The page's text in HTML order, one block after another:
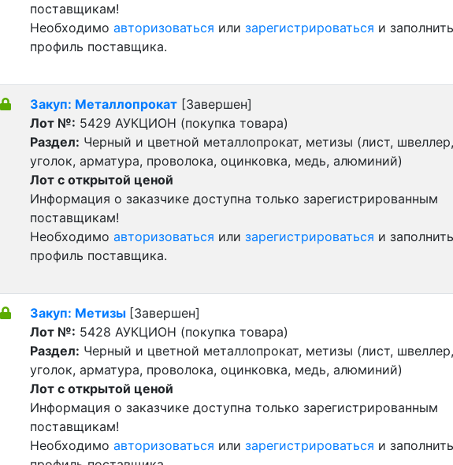
поставщикам!
Необходимо авторизоваться или зарегистрироваться и заполнить
профиль поставщика.
Закуп: Металлопрокат [Завершен]
Лот №: 5429 АУКЦИОН (покупка товара)
Раздел: Черный и цветной металлопрокат, метизы (лист, швеллер,
уголок, арматура, проволока, оцинковка, медь, алюминий)
Лот с открытой ценой
Информация о заказчике доступна только зарегистрированным
поставщикам!
Необходимо авторизоваться или зарегистрироваться и заполнить
профиль поставщика.
Закуп: Метизы [Завершен]
Лот №: 5428 АУКЦИОН (покупка товара)
Раздел: Черный и цветной металлопрокат, метизы (лист, швеллер,
уголок, арматура, проволока, оцинковка, медь, алюминий)
Лот с открытой ценой
Информация о заказчике доступна только зарегистрированным
поставщикам!
Необходимо авторизоваться или зарегистрироваться и заполнить